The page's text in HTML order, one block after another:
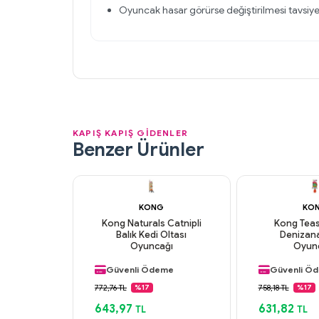
Oyuncak hasar görürse değiştirilmesi
KAPIŞ KAPIŞ GİDENLER
Benzer Ürünler
KONG
Kong Naturals Catnipli
Balık Kedi Oltası
Oyuncağı
Aynı Gün Kargo
Güvenli Ödeme
Aynı Gün Kargo
772,76 TL %17
643,97 TL
Kong
Aynı Gün
Güvenli
Aynı Gün
758,18 TL %17
631,82 TL